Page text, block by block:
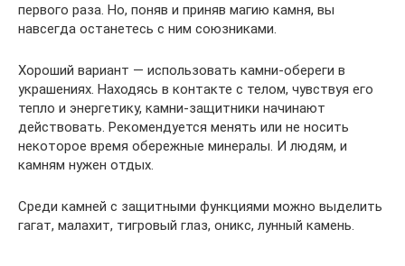
первого раза. Но, поняв и приняв магию камня, вы
навсегда останетесь с ним союзниками.
Хороший вариант — использовать камни-обереги в
украшениях. Находясь в контакте с телом, чувствуя его
тепло и энергетику, камни-защитники начинают
действовать. Рекомендуется менять или не носить
некоторое время обережные минералы. И людям, и
камням нужен отдых.
Среди камней с защитными функциями можно выделить
гагат, малахит, тигровый глаз, оникс, лунный камень.